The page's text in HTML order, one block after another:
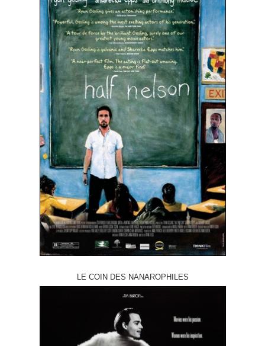
LE COIN DES NANAROPHILES